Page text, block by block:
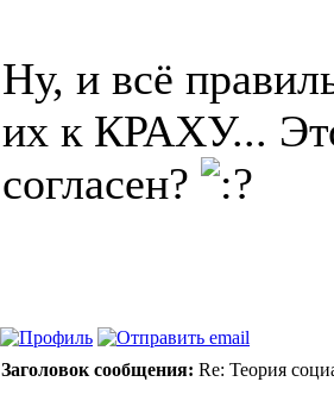
Ну, и всё
их к КРАХУ...
согласен?
Заголовок сообщения: Re: Теория